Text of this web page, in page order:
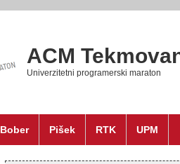
ACM
Univerzitetni programerski maraton
Bober Pišek RTK UPM